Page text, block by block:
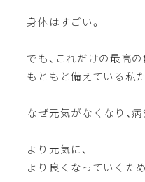
身体はすごい。
でも、これだけの最高
もともと備えている私た
なぜ元気がなくなり、
より元気に、
より良くなっていくため